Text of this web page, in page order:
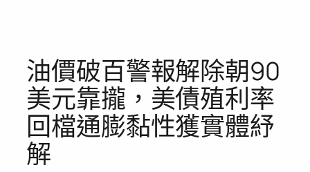
油價破百警報解除朝90
美元靠攏，美債殖利率
回檔通膨黏性獲實體紓
解